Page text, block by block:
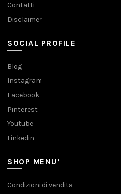
Contatti
Disclaimer
SOCIAL PROFILE
Blog
Instagram
Facebook
Pinterest
Youtube
Linkedin
SHOP MENU’
Condizioni di vendita